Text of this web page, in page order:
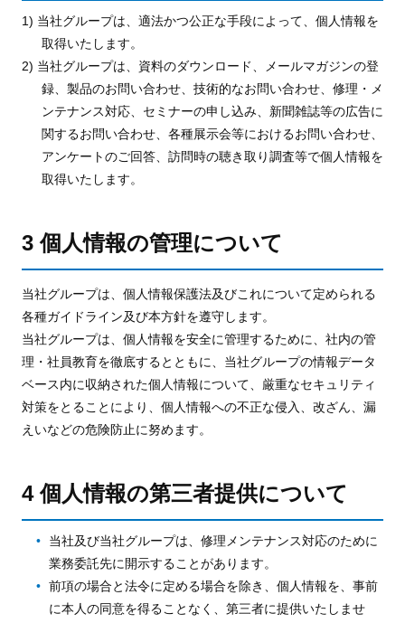
1) 当社グループは、適法かつ公正な手段によって、個人情報を
取得いたします。
2) 当社グループは、資料のダウンロード、メールマガジンの登
録、製品のお問い合わせ、技術的なお問い合わせ、修理・メ
ンテナンス対応、セミナーの申し込み、新聞雑誌等の広告に
関するお問い合わせ、各種展示会等におけるお問い合わせ、
アンケートのご回答、訪問時の聴き取り調査等で個人情報を
取得いたします。
3 個人情報の管理について
当社グループは、個人情報保護法及びこれについて定められる
各種ガイドライン及び本方針を遵守します。
当社グループは、個人情報を安全に管理するために、社内の管
理・社員教育を徹底するとともに、当社グループの情報データ
ベース内に収納された個人情報について、厳重なセキュリティ
対策をとることにより、個人情報への不正な侵入、改ざん、漏
えいなどの危険防止に努めます。
4 個人情報の第三者提供について
当社及び当社グループは、修理メンテナンス対応のために
業務委託先に開示することがあります。
前項の場合と法令に定める場合を除き、個人情報を、事前
に本人の同意を得ることなく、第三者に提供いたしませ